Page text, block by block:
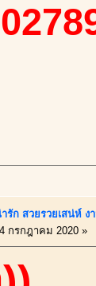
รัก สวยรวยเสน่ห์ ง
กรกฎาคม 2020 »